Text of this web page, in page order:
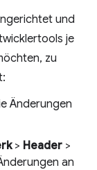
und
je
zu
Änderungen
> Header >
an